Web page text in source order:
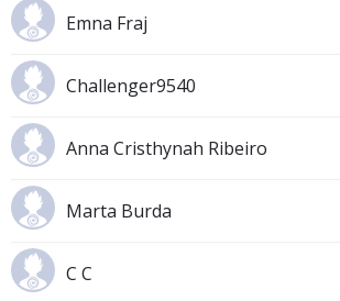
Emna Fraj
Challenger9540
Anna Cristhynah Ribeiro
Marta Burda
C C